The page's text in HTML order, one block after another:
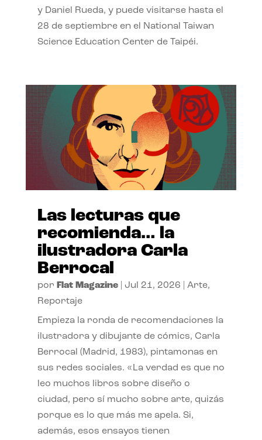
y Daniel Rueda, y puede visitarse hasta el
28 de septiembre en el National Taiwan
Science Education Center de Taipéi.
Las lecturas que
recomienda… la
ilustradora Carla
Berrocal
por Flat Magazine| Jul 21, 2026 Arte,
Reportaje
Empieza la ronda de recomendaciones la
ilustradora y dibujante de cómics, Carla
Berrocal (Madrid, 1983), pintamonas en
sus redes sociales. «La verdad es que no
leo muchos libros sobre diseño o
ciudad, pero sí mucho sobre arte, quizás
porque es lo que más me apela. Si,
además, esos ensayos tienen